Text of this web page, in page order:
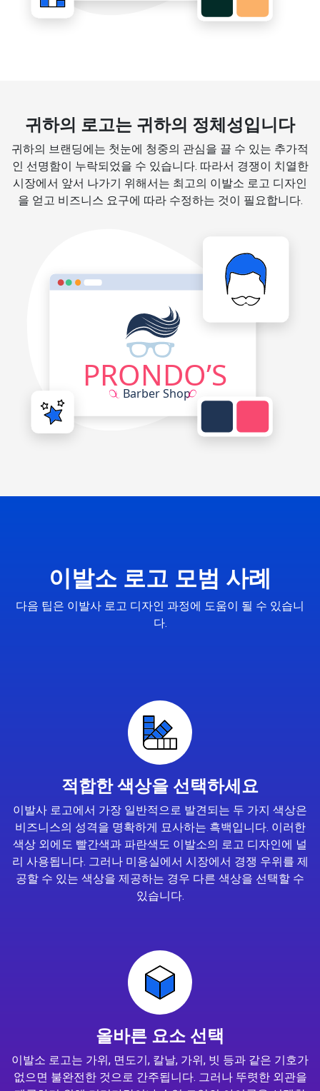
귀하의 로고는 귀하의 정체성입니다
귀하의 브랜딩에는 첫눈에 청중의 관심을 끌 수 있는 추가적
인 선명함이 누락되었을 수 있습니다. 따라서 경쟁이 치열한
시장에서 앞서 나가기 위해서는 최고의 이발소 로고 디자인
을 얻고 비즈니스 요구에 따라 수정하는 것이 필요합니다.
이발소 로고 모범 사례
다음 팁은 이발사 로고 디자인 과정에 도움이 될 수 있습니
다.
적합한 색상을 선택하세요
이발사 로고에서 가장 일반적으로 발견되는 두 가지 색상은
비즈니스의 성격을 명확하게 묘사하는 흑백입니다. 이러한
색상 외에도 빨간색과 파란색도 이발소의 로고 디자인에 널
리 사용됩니다. 그러나 미용실에서 시장에서 경쟁 우위를 제
공할 수 있는 색상을 제공하는 경우 다른 색상을 선택할 수
있습니다.
올바른 요소 선택
이발소 로고는 가위, 면도기, 칼날, 가위, 빗 등과 같은 기호가
없으면 불완전한 것으로 간주됩니다. 그러나 뚜렷한 외관을